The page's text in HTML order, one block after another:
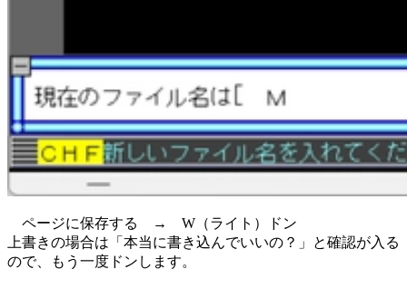
ページに保存する → W（ライト）ドン
上書きの場合は「本当に書き込んでいいの？」と確認が入る
ので、もう一度ドンします。